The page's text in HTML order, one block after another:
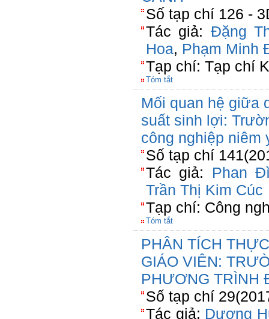
Số tạp chí 126 -
Tác giả: Đặng
Hoa, Phạm Minh
Tạp chí: Tạp chí
Tóm tắt
Mối quan hệ giữa
suất sinh lợi:
công nghiệp niêm
Số tạp chí
Tác giả: Phan
Trần Thị Kim Cúc
Tạp chí: Công
Tóm tắt
PHÂN TÍCH
GIÁO VIÊN:
PHƯƠNG TRÌNH
Số tạp chí
Tác giả: Dương